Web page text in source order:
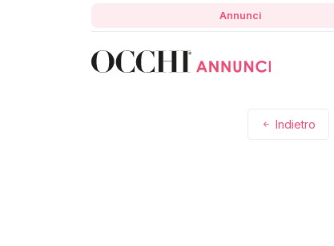
Annunci
Indietro